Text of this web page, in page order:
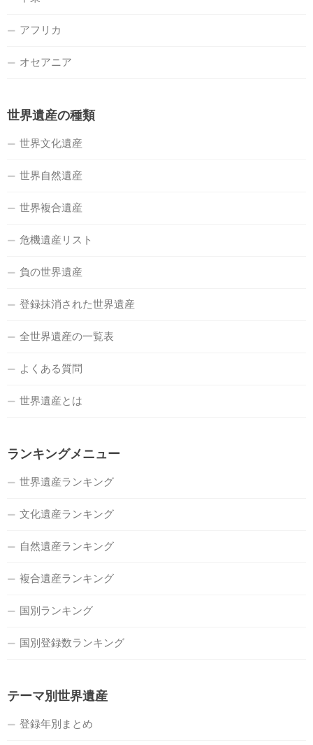
アフリカ
オセアニア
世界遺産の種類
世界文化遺産
世界自然遺産
世界複合遺産
危機遺産リスト
負の世界遺産
登録抹消された世界遺産
全世界遺産の一覧表
よくある質問
世界遺産とは
ランキングメニュー
世界遺産ランキング
文化遺産ランキング
自然遺産ランキング
複合遺産ランキング
国別ランキング
国別登録数ランキング
テーマ別世界遺産
登録年別まとめ